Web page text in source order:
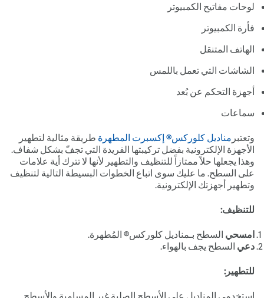
لوحات مفاتيح الكمبيوتر
فأرة الكمبيوتر
الهاتف المتنقل
الشاشات التي تعمل باللمس
أجهزة التحكم عن بُعد
سماعات
وتعتبر مناديل كلوركس® إكسبرت المطهرة طريقة مثالية لتطهير
الأجهزة الإلكترونية بفضل تركيبتها الفريدة التي تجفّ بشكل شفاف.
وهذا يجعلها حلاً ممتازاً للتنظيف والتطهير لأنها لا تترك أية علامات
على السطح. ما عليك سوى اتباع الخطوات البسيطة التالية لتنظيف
وتطهير أجهزتك الإلكترونية.
للتنظيف:
امسحي السطح بـمناديل كلوركس® المُطهرة.
دعي السطح يجف بالهواء.
للتطهير:
استخدمي المناديل على الأسطح الصلبة غير المسامية والأسطح